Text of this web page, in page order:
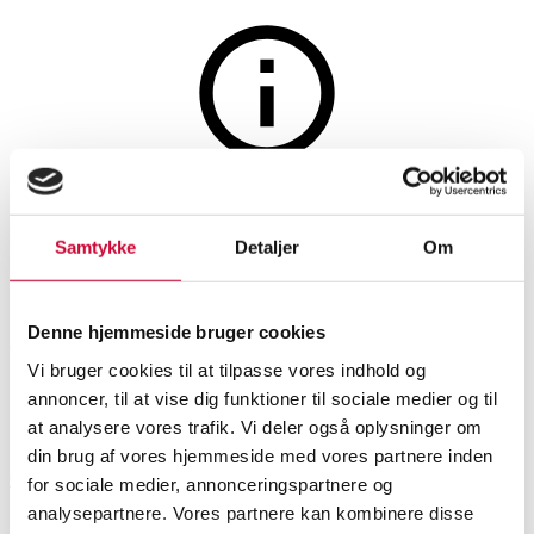
Samtykke Detaljer Om
Denne hjemmeside bruger cookies
Vi bruger cookies til at tilpasse vores indhold og
annoncer, til at vise dig funktioner til sociale medier og til
at analysere vores trafik. Vi deler også oplysninger om
din brug af vores hjemmeside med vores partnere inden
for sociale medier, annonceringspartnere og
analysepartnere. Vores partnere kan kombinere disse
Vin
12 fl. Jean Gauthier, Liqueur
de Myrtille, Distellerie
Ardèchoise. 35 cl. (12)
Odense
VURDERING
DKK 1.300
VARENUMMER
6538419
Momsvare